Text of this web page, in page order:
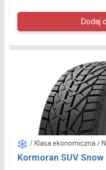
/ Klasa ekonomiczna /
Kormoran SUV Snow